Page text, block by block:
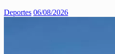
Deportes 06/08/2026